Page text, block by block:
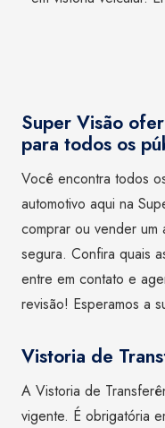
Super Visão
para todos os
Você encontra todos
automotivo aqui na
comprar ou vender um
segura. Confira quais
entre em contato e
revisão! Esperamos a
Vistoria de
A Vistoria de
vigente. É obrigatória